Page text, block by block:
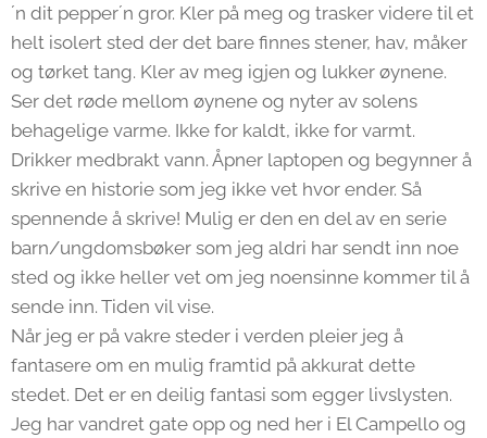
´n dit pepper´n gror. Kler på meg og trasker videre til et
helt isolert sted der det bare finnes stener, hav, måker
og tørket tang. Kler av meg igjen og lukker øynene.
Ser det røde mellom øynene og nyter av solens
behagelige varme. Ikke for kaldt, ikke for varmt.
Drikker medbrakt vann. Åpner laptopen og begynner å
skrive en historie som jeg ikke vet hvor ender. Så
spennende å skrive! Mulig er den en del av en serie
barn/ungdomsbøker som jeg aldri har sendt inn noe
sted og ikke heller vet om jeg noensinne kommer til å
sende inn. Tiden vil vise.
Når jeg er på vakre steder i verden pleier jeg å
fantasere om en mulig framtid på akkurat dette
stedet. Det er en deilig fantasi som egger livslysten.
Jeg har vandret gate opp og ned her i El Campello og